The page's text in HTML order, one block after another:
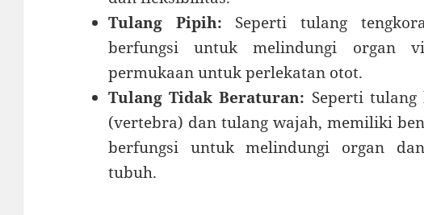
Tulang Pipih: Seperti tulang
berfungsi untuk melindungi organ
permukaan untuk perlekatan otot.
Tulang Tidak Beraturan: Seperti tulang
(vertebra) dan tulang wajah, memiliki
berfungsi untuk melindungi organ
tubuh.